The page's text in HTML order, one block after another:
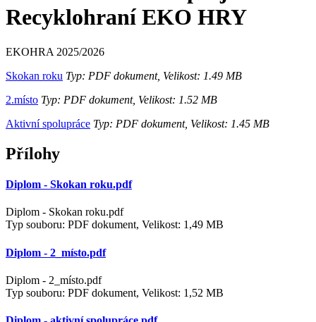
Recyklohraní EKO HRY
EKOHRA 2025/2026
Skokan roku Typ: PDF dokument, Velikost: 1.49 MB
2.místo Typ: PDF dokument, Velikost: 1.52 MB
Aktivní spolupráce Typ: PDF dokument, Velikost: 1.45 MB
Přílohy
Diplom - Skokan roku.pdf
Diplom - Skokan roku.pdf
Typ souboru: PDF dokument, Velikost: 1,49 MB
Diplom - 2_místo.pdf
Diplom - 2_místo.pdf
Typ souboru: PDF dokument, Velikost: 1,52 MB